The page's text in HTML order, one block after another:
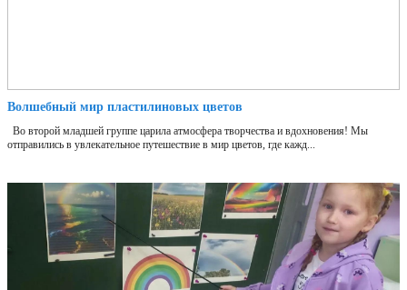
Волшебный мир пластилиновых цветов
Во второй младшей группе царила атмосфера творчества и вдохновения! Мы
отправились в увлекательное путешествие в мир цветов, где кажд...